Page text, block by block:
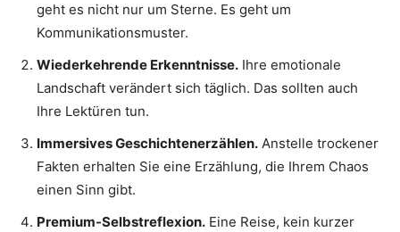
geht es nicht nur um Sterne. Es geht um
Kommunikationsmuster.
Wiederkehrende Erkenntnisse. Ihre emotionale
Landschaft verändert sich täglich. Das sollten auch
Ihre Lektüren tun.
Immersives Geschichtenerzählen. Anstelle trockener
Fakten erhalten Sie eine Erzählung, die Ihrem Chaos
einen Sinn gibt.
Premium-Selbstreflexion. Eine Reise, kein kurzer